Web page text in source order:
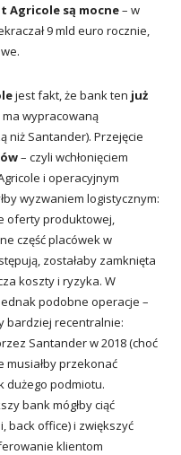
Agricole są mocne– w
9 mld euro rocznie,
jest fakt, że bank ten już
wypracowaną
niż Santander). Przejęcie
– czyli wchłonięciem
i operacyjnym
wyzwaniem logistycznym:
oferty produktowej,
część placówek w
zostałaby zamknięta
koszty i ryzyka. W
podobne operacje –
bardziej recentralnie:
Santander w 2018 (choć
musiałby przekonać
dużego podmiotu.
bank mógłby ciąć
back office) i zwiększyć
klientom